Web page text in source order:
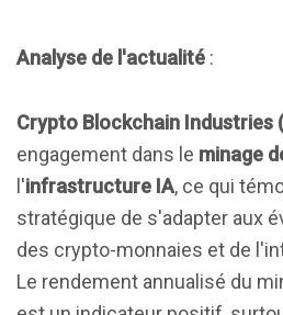
Analyse de l'actualité :
Crypto Blockchain Industries
engagement dans le minage
l'infrastructure IA, ce qui
stratégique de s'adapter aux
des crypto-monnaies et de
Le rendement annualisé du